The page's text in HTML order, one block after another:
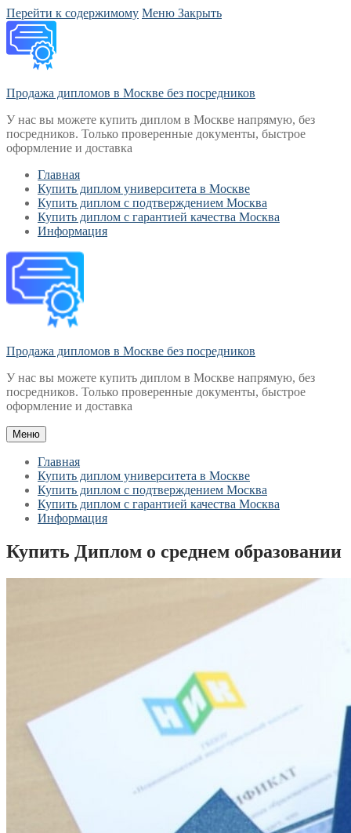
Перейти к содержимому Меню Закрыть
Продажа дипломов в Москве без посредников
У нас вы можете купить диплом в Москве напрямую, без
посредников. Только проверенные документы, быстрое
оформление и доставка
Главная
Купить диплом университета в Москве
Купить диплом с подтверждением Москва
Купить диплом с гарантией качества Москва
Информация
Продажа дипломов в Москве без посредников
У нас вы можете купить диплом в Москве напрямую, без
посредников. Только проверенные документы, быстрое
оформление и доставка
Меню
Главная
Купить диплом университета в Москве
Купить диплом с подтверждением Москва
Купить диплом с гарантией качества Москва
Информация
Купить Диплом о среднем образовании